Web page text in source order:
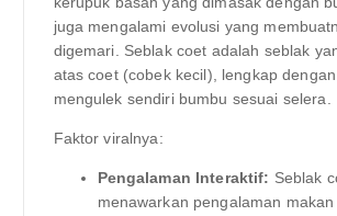
juga mengalami evolusi yang
digemari. Seblak coet adalah seblak
atas coet (cobek kecil), lengkap
mengulek sendiri bumbu sesuai selera.
Faktor viralnya:
Pengalaman Interaktif: Seblak
menawarkan pengalaman makan